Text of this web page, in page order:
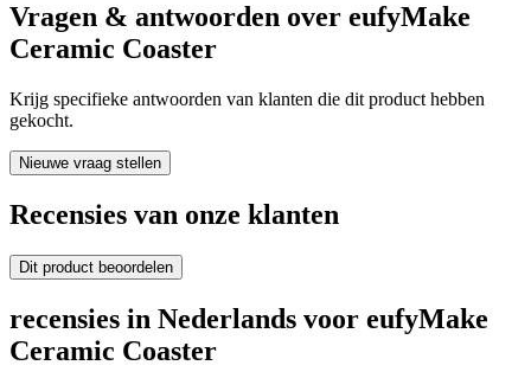
Vragen & antwoorden over eufyMake
Ceramic Coaster
Krijg specifieke antwoorden van klanten die dit product hebben
gekocht.
Nieuwe vraag stellen
Recensies van onze klanten
Dit product beoordelen
recensies in Nederlands voor eufyMake
Ceramic Coaster